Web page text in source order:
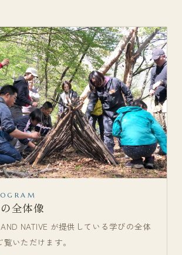
全体像
NATIVE が提供している学びの全体
覧いただけます。